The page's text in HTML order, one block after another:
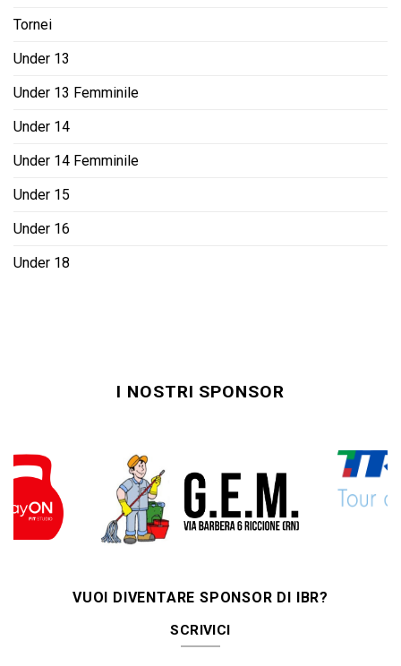
Tornei
Under 13
Under 13 Femminile
Under 14
Under 14 Femminile
Under 15
Under 16
Under 18
I NOSTRI SPONSOR
VUOI DIVENTARE SPONSOR DI IBR?
SCRIVICI